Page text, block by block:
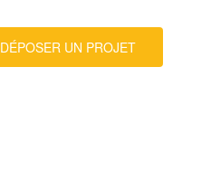
DÉPOSER UN PROJET